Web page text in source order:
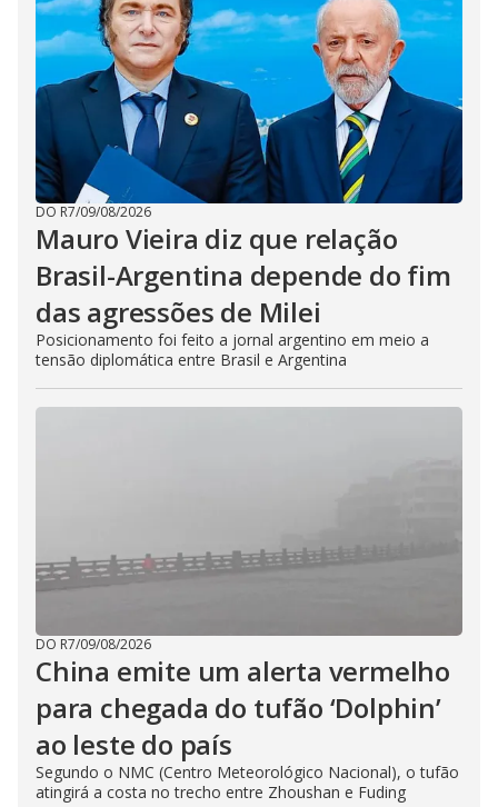
DO R7/09/08/2026
Mauro Vieira diz que relação
Brasil-Argentina depende do fim
das agressões de Milei
Posicionamento foi feito a jornal argentino em meio a
tensão diplomática entre Brasil e Argentina
DO R7/09/08/2026
China emite um alerta vermelho
para chegada do tufão ‘Dolphin’
ao leste do país
Segundo o NMC (Centro Meteorológico Nacional), o tufão
atingirá a costa no trecho entre Zhoushan e Fuding